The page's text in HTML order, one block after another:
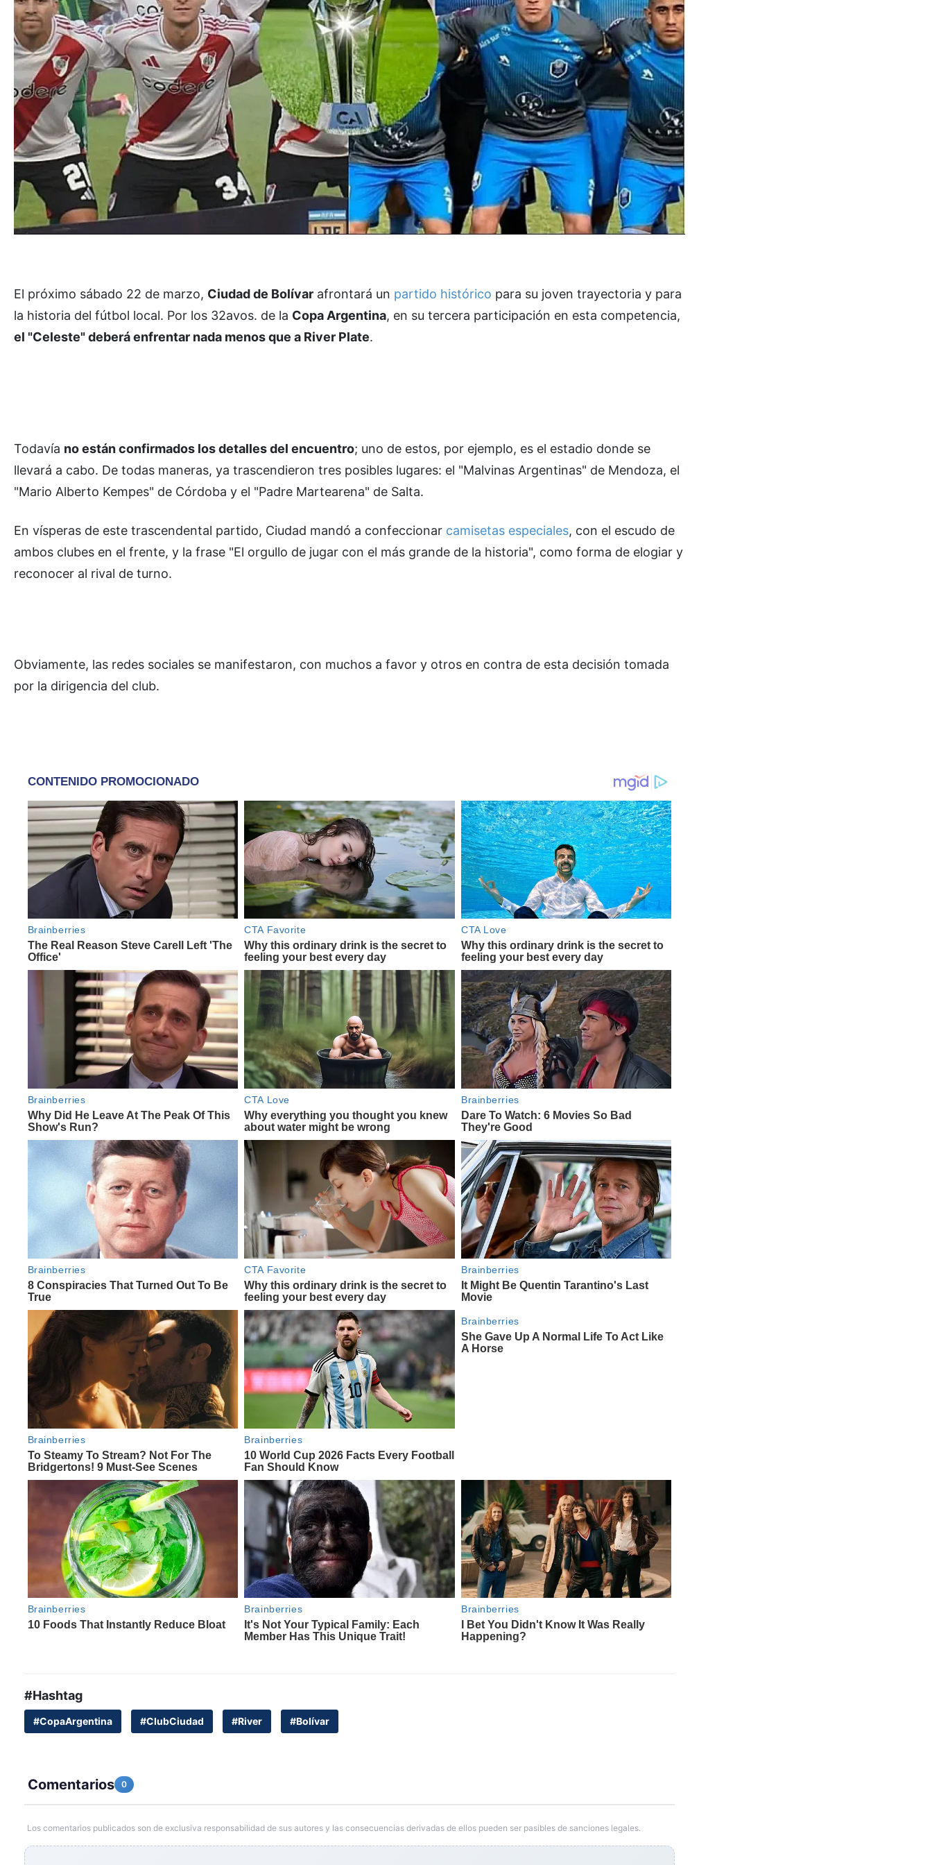
El próximo sábado 22 de marzo, Ciudad de Bolívar afrontará un partido histórico para su joven trayectoria y para
la historia del fútbol local. Por los 32avos. de la Copa Argentina, en su tercera participación en esta competencia,
el "Celeste" deberá enfrentar nada menos que a River Plate.
Todavía no están confirmados los detalles del encuentro; uno de estos, por ejemplo, es el estadio donde se
llevará a cabo. De todas maneras, ya trascendieron tres posibles lugares: el "Malvinas Argentinas" de Mendoza, el
"Mario Alberto Kempes" de Córdoba y el "Padre Martearena" de Salta.
En vísperas de este trascendental partido, Ciudad mandó a confeccionar camisetas especiales, con el escudo de
ambos clubes en el frente, y la frase "El orgullo de jugar con el más grande de la historia", como forma de elogiar y
reconocer al rival de turno.
Obviamente, las redes sociales se manifestaron, con muchos a favor y otros en contra de esta decisión tomada
por la dirigencia del club.
#Hashtag
#CopaArgentina #ClubCiudad #River #Bolívar
Comentarios 0
Los comentarios publicados son de exclusiva responsabilidad de sus autores y las consecuencias derivadas de ellos pueden ser pasibles de sanciones legales.